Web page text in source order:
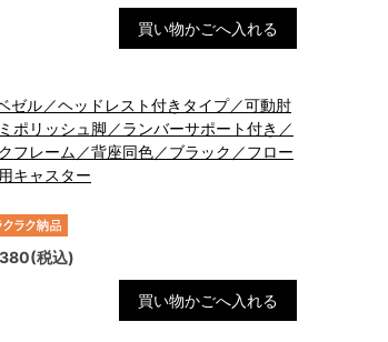
買い物かごへ入れる
ゼル／ヘッドレスト付きタイプ／可動肘
ポリッシュ脚／ランバーサポート付き／
フレーム／背座同色／ブラック／フロー
キャスター
税込)
買い物かごへ入れる